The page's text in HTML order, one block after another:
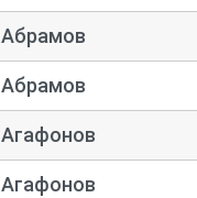
Абрамов
Абрамов
Агафонов
Агафонов